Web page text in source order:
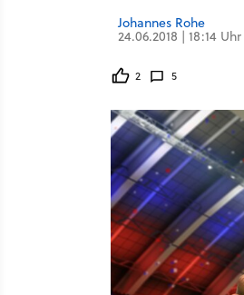
Johannes Rohe
24.06.2018 | 18:14
2 5